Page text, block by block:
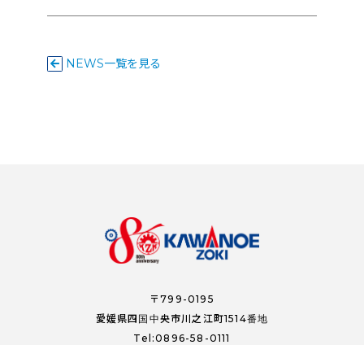
NEWS一覧を見る
〒799-0195
愛媛県四国中央市川之江町1514番地
Tel:0896-58-0111